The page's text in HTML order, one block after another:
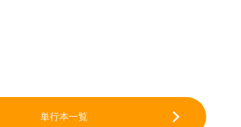
単行本一覧